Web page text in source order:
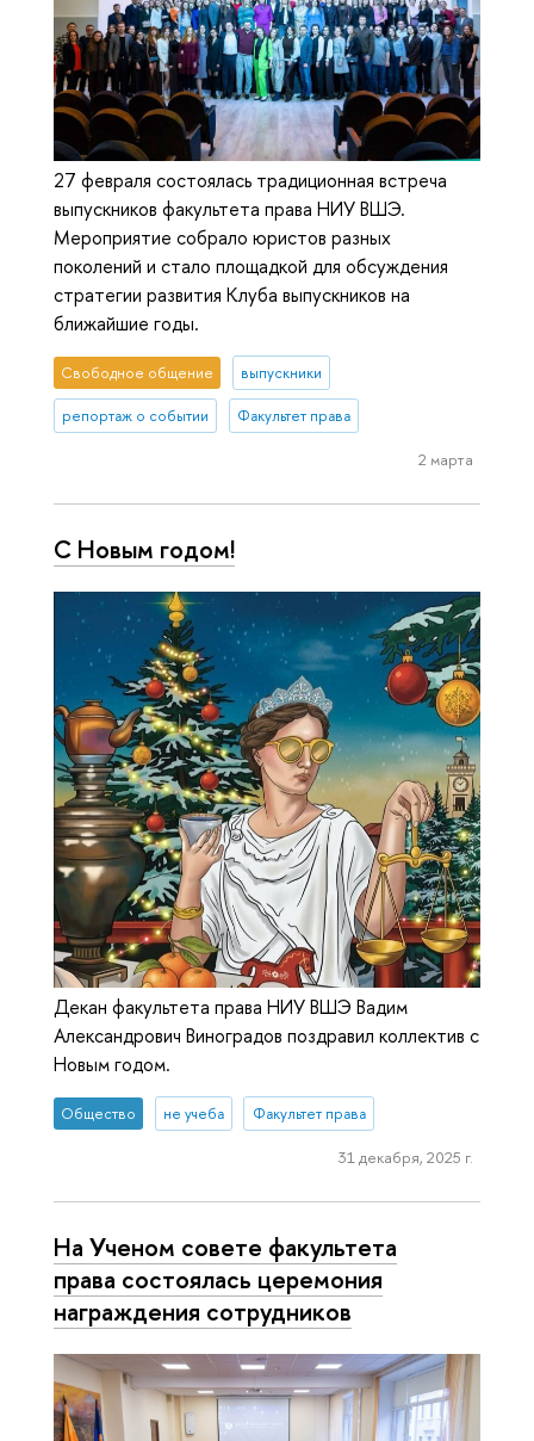
27 февраля состоялась традиционная встреча
выпускников факультета права НИУ ВШЭ.
Мероприятие собрало юристов разных
поколений и стало площадкой для обсуждения
стратегии развития Клуба выпускников на
ближайшие годы.
Свободное общение выпускники
репортаж о событии Факультет права
2 марта
С Новым годом!
Декан факультета права НИУ ВШЭ Вадим
Александрович Виноградов поздравил коллектив с
Новым годом.
Общество не учеба Факультет права
31 декабря, 2025 г.
На Ученом совете факультета
права состоялась церемония
награждения сотрудников